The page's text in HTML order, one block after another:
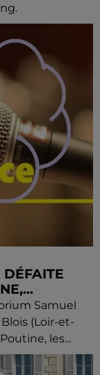
DÉFAITE
Samuel
(Loir-et-
les...